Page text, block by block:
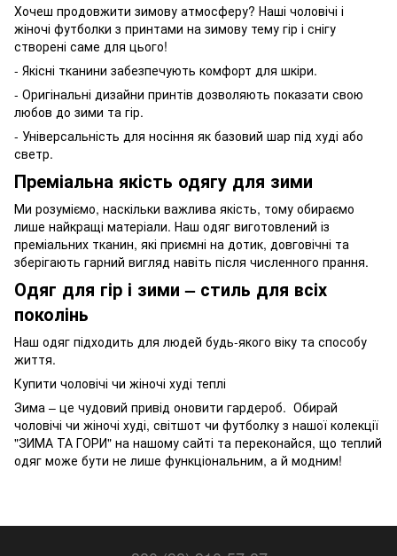
Хочеш продовжити зимову атмосферу? Наші чоловічі і
жіночі футболки з принтами на зимову тему гір і снігу
створені саме для цього!
- Якісні тканини забезпечують комфорт для шкіри.
- Оригінальні дизайни принтів дозволяють показати свою
любов до зими та гір.
- Універсальність для носіння як базовий шар під худі або
светр.
Преміальна якість одягу для зими
Ми розуміємо, наскільки важлива якість, тому обираємо
лише найкращі матеріали. Наш одяг виготовлений із
преміальних тканин, які приємні на дотик, довговічні та
зберігають гарний вигляд навіть після численного прання.
Одяг для гір і зими – стиль для всіх
поколінь
Наш одяг підходить для людей будь-якого віку та способу
життя.
Купити чоловічі чи жіночі худі теплі
Зима – це чудовий привід оновити гардероб. Обирай
чоловічі чи жіночі худі, світшот чи футболку з нашої колекції
"ЗИМА ТА ГОРИ" на нашому сайті та переконайся, що теплий
одяг може бути не лише функціональним, а й модним!